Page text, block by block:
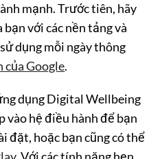
mạnh. Trước tiên, hãy
với các nền tảng và
dụng mỗi ngày thông
của Google.
dụng Digital Wellbeing
hệ điều hành để bạn
đặt, hoặc bạn cũng có thể